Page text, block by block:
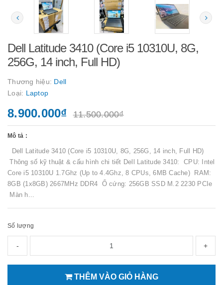
Dell Latitude 3410 (Core i5 10310U, 8G,
256G, 14 inch, Full HD)
Thương hiệu: Dell
Loại: Laptop
8.900.000₫ 11.500.000₫
Mô tả :
Dell Latitude 3410 (Core i5 10310U, 8G, 256G, 14 inch, Full HD)
Thông số kỹ thuật & cấu hình chi tiết Dell Latitude 3410: CPU: Intel
Core i5 10310U 1.7Ghz (Up to 4.4Ghz, 8 CPUs, 6MB Cache) RAM:
8GB (1x8GB) 2667MHz DDR4 Ổ cứng: 256GB SSD M.2 2230 PCIe
Màn h...
Số lượng
- +
THÊM VÀO GIỎ HÀNG